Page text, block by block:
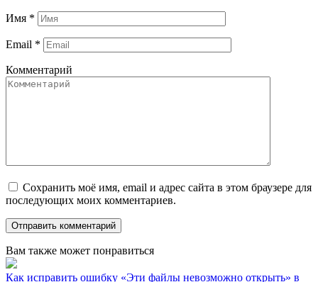
Имя *
Email *
Комментарий
Сохранить моё имя, email и адрес сайта в этом браузере для
последующих моих комментариев.
Вам также может понравиться
Как исправить ошибку «Эти файлы невозможно открыть» в